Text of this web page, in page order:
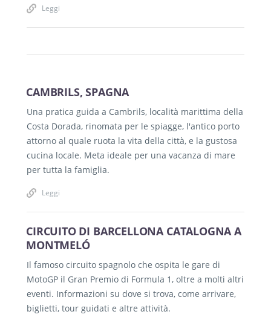
Leggi
CAMBRILS, SPAGNA
Una pratica guida a Cambrils, località marittima della
Costa Dorada, rinomata per le spiagge, l'antico porto
attorno al quale ruota la vita della città, e la gustosa
cucina locale. Meta ideale per una vacanza di mare
per tutta la famiglia.
Leggi
CIRCUITO DI BARCELLONA CATALOGNA A
MONTMELÓ
Il famoso circuito spagnolo che ospita le gare di
MotoGP il Gran Premio di Formula 1, oltre a molti altri
eventi. Informazioni su dove si trova, come arrivare,
biglietti, tour guidati e altre attività.